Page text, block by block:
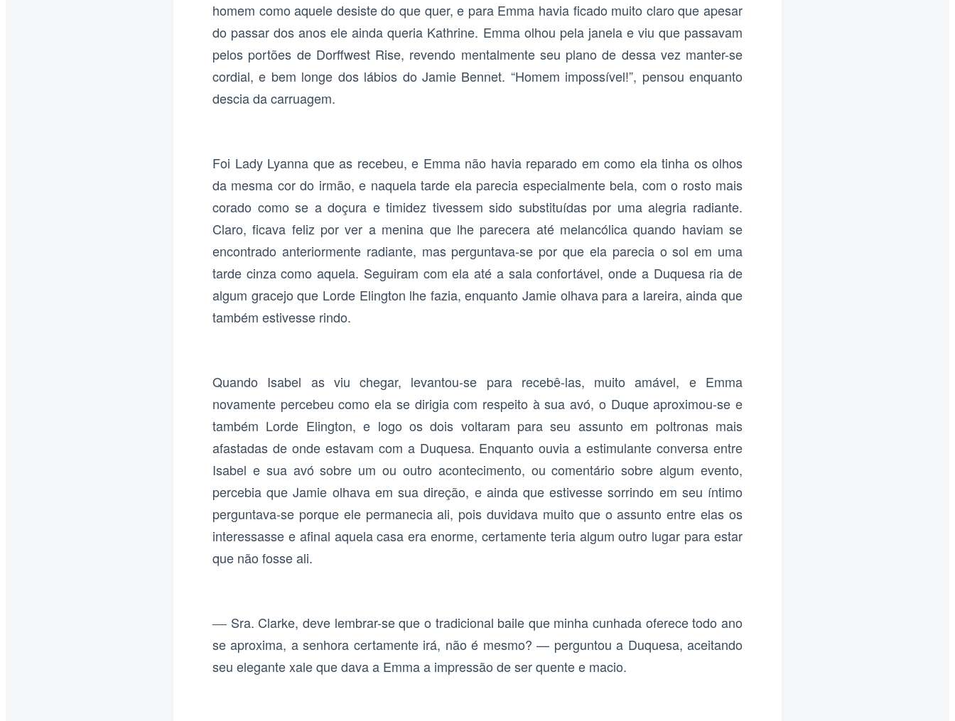
homem como aquele desiste do que quer, e para Emma havia ficado muito claro que apesar
do passar dos anos ele ainda queria Kathrine. Emma olhou pela janela e viu que passavam
pelos portões de Dorffwest Rise, revendo mentalmente seu plano de dessa vez manter-se
cordial, e bem longe dos lábios do Jamie Bennet. “Homem impossível!”, pensou enquanto
descia da carruagem.
Foi Lady Lyanna que as recebeu, e Emma não havia reparado em como ela tinha os olhos
da mesma cor do irmão, e naquela tarde ela parecia especialmente bela, com o rosto mais
corado como se a doçura e timidez tivessem sido substituídas por uma alegria radiante.
Claro, ficava feliz por ver a menina que lhe parecera até melancólica quando haviam se
encontrado anteriormente radiante, mas perguntava-se por que ela parecia o sol em uma
tarde cinza como aquela. Seguiram com ela até a sala confortável, onde a Duquesa ria de
algum gracejo que Lorde Elington lhe fazia, enquanto Jamie olhava para a lareira, ainda que
também estivesse rindo.
Quando Isabel as viu chegar, levantou-se para recebê-las, muito amável, e Emma
novamente percebeu como ela se dirigia com respeito à sua avó, o Duque aproximou-se e
também Lorde Elington, e logo os dois voltaram para seu assunto em poltronas mais
afastadas de onde estavam com a Duquesa. Enquanto ouvia a estimulante conversa entre
Isabel e sua avó sobre um ou outro acontecimento, ou comentário sobre algum evento,
percebia que Jamie olhava em sua direção, e ainda que estivesse sorrindo em seu íntimo
perguntava-se porque ele permanecia ali, pois duvidava muito que o assunto entre elas os
interessasse e afinal aquela casa era enorme, certamente teria algum outro lugar para estar
que não fosse ali.
— Sra. Clarke, deve lembrar-se que o tradicional baile que minha cunhada oferece todo ano
se aproxima, a senhora certamente irá, não é mesmo? — perguntou a Duquesa, aceitando
seu elegante xale que dava a Emma a impressão de ser quente e macio.